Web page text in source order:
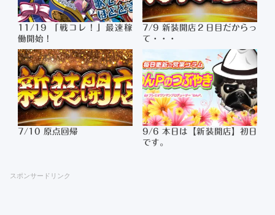
11/19 「戦コレ！」最速稼
働開始！
7/9 新装開店２日目だからっ
て・・・
7/10 原点回帰
9/6 本日は【新装開店】初日
です。
スポンサードリンク